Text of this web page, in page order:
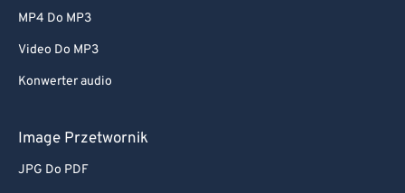
MP4 Do MP3
Video Do MP3
Konwerter audio
Image Przetwornik
JPG Do PDF